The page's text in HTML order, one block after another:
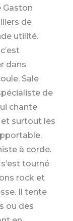
Gaston
de
utilité.
dans
Sale
de
chante
et surtout les
à corde.
tourné
rock et
Il tente
ou des